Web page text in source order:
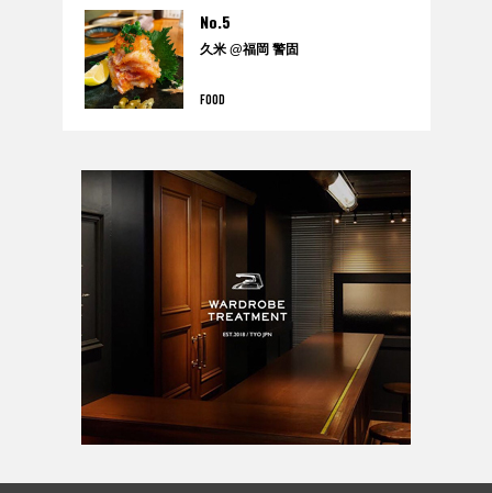
No.5
久米 @福岡 警固
FOOD